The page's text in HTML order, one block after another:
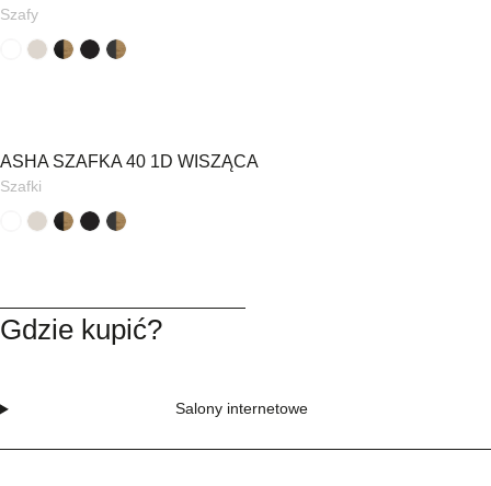
Szafy
ASHA SZAFKA 40 1D WISZĄCA
Szafki
Gdzie kupić?
Salony internetowe